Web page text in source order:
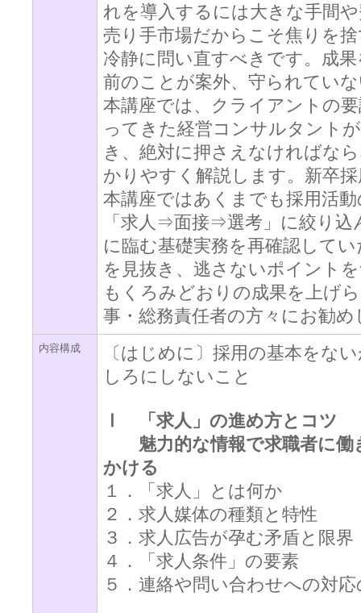
れを導入するには大きな手間
売り手市場だからこそ焦りを
冷静に問い直すべきです。成
前のことが案外、守られてい
本講座では、クライアントの
ってきた経営コンサルタント
き、絶対に押さえなければな
かりやすく解説します。新卒
本講座ではあくまでも採用活
「求人⇒面接⇒選考」に絞り込
に臨む基礎実務を再確認して
を見抜き、逃さないポイント
もくろみどおりの成果を上げ
事・総務責任者の方々にお勧め
内容構成
〔はじめに〕採用の基本をな
しろにしないこと
Ⅰ 「求人」の進め方とコツ
魅力的な情報で求職者に働
かける
１．「求人」とは何か
２．求人媒体の種類と特性
３．求人広告が孕む矛盾と限界
４．「求人条件」の要素
５．連絡や問い合わせへの対